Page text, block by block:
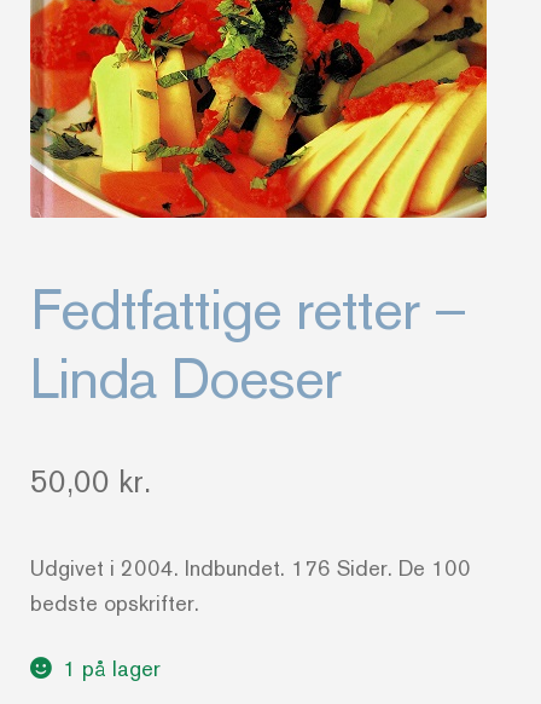
Fedtfattige retter –
Linda Doeser
50,00 kr.
Udgivet i 2004. Indbundet. 176 Sider. De 100
bedste opskrifter.
1 på lager